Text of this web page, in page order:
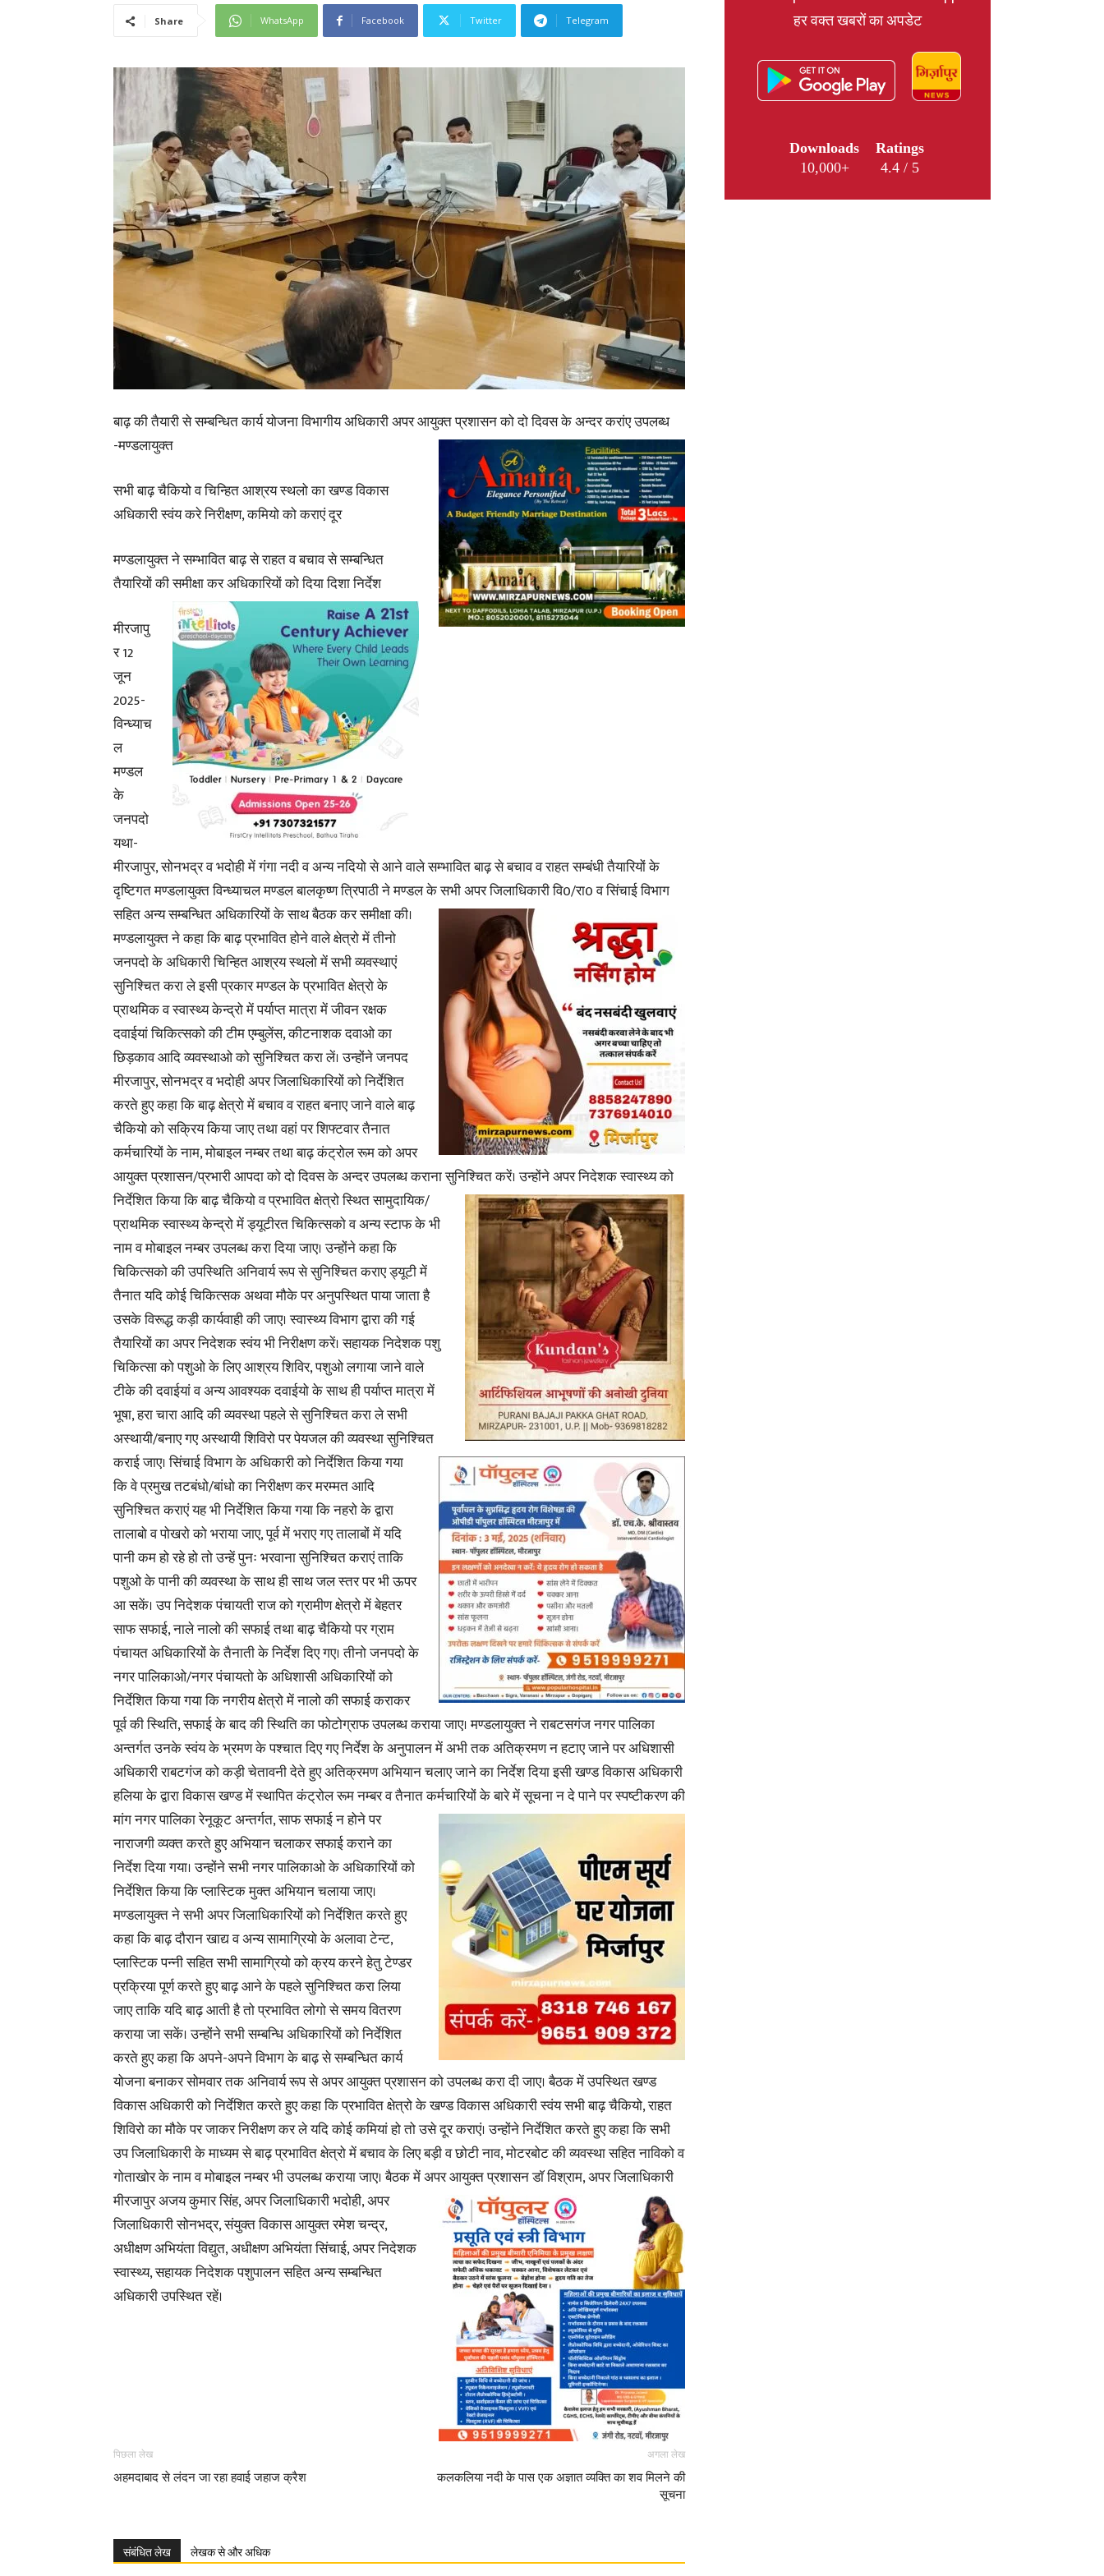
Latest
News
in
Hindi,
Today
Paper
Share WhatsApp Facebook Twitter Telegram
बाढ़ की तैयारी से सम्बन्धित कार्य योजना विभागीय अधिकारी अपर आयुक्त प्रशासन को दो दिवस के अन्दर करांए उपलब्ध
-मण्डलायुक्त
सभी बाढ़ चैकियो व चिन्हित आश्रय स्थलो का खण्ड विकास
अधिकारी स्वंय करे निरीक्षण, कमियो को कराएं दूर
मण्डलायुक्त ने सम्भावित बाढ़ से राहत व बचाव से सम्बन्धित
तैयारियों की समीक्षा कर अधिकारियों को दिया दिशा निर्देश
मीरजापु
र 12
जून
2025-
विन्ध्याच
ल
मण्डल
के
जनपदो
यथा-
मीरजापुर, सोनभद्र व भदोही में गंगा नदी व अन्य नदियो से आने वाले सम्भावित बाढ़ से बचाव व राहत सम्बंधी तैयारियों के
दृष्टिगत मण्डलायुक्त विन्ध्याचल मण्डल बालकृष्ण त्रिपाठी ने मण्डल के सभी अपर जिलाधिकारी वि0/रा0 व सिंचाई विभाग
सहित अन्यसम्बन्धित अधिकारियों के साथ बैठक कर समीक्षा की।
मण्डलायुक्त ने कहा कि बाढ़ प्रभावित होने वाले क्षेत्रो में तीनो
जनपदो के अधिकारी चिन्हित आश्रय स्थलो में सभी व्यवस्थाएं
सुनिश्चित करा ले इसी प्रकार मण्डल के प्रभावित क्षेत्रो के
प्राथमिक व स्वास्थ्य केन्द्रो में पर्याप्त मात्रा में जीवन रक्षक
दवाईयां चिकित्सको की टीम एम्बुलेंस, कीटनाशक दवाओ का
छिड़काव आदि व्यवस्थाओ को सुनिश्चित करा लें। उन्होंने जनपद
मीरजापुर, सोनभद्र व भदोही अपर जिलाधिकारियों को निर्देशित
करते हुए कहा कि बाढ़ क्षेत्रो में बचाव व राहत बनाए जाने वाले बाढ़
चैकियो को सक्रिय किया जाए तथा वहां पर शिफ्टवार तैनात
कर्मचारियों के नाम, मोबाइल नम्बर तथा बाढ़ कंट्रोल रूम को अपर
आयुक्त प्रशासन/प्रभारी आपदा को दो दिवस के अन्दर उपलब्ध कराना सुनिश्चित करें। उन्होंने अपर निदेशक स्वास्थ्य को
निर्देशित किया कि बाढ़ चैकियो व प्रभावित क्षेत्रो स्थितसामुदायिक/
प्राथमिक स्वास्थ्य केन्द्रो में ड्यूटीरत चिकित्सको व अन्य स्टाफ के भी
नाम व मोबाइल नम्बर उपलब्ध करा दिया जाए। उन्होंने कहा कि
चिकित्सको की उपस्थिति अनिवार्य रूप से सुनिश्चित कराए ड्यूटी में
तैनात यदि कोई चिकित्सक अथवा मौके पर अनुपस्थित पाया जाता है
उसके विरूद्ध कड़ी कार्यवाही की जाए। स्वास्थ्य विभाग द्वारा की गई
तैयारियों का अपर निदेशक स्वंय भी निरीक्षण करें। सहायक निदेशक पशु
चिकित्सा को पशुओ के लिए आश्रय शिविर, पशुओ लगाया जाने वाले
टीके की दवाईयां व अन्य आवश्यक दवाईयो के साथ ही पर्याप्त मात्रा में
भूषा, हरा चारा आदि की व्यवस्था पहले से सुनिश्चित करा ले सभी
अस्थायी/बनाए गए अस्थायी शिविरोपर पेयजल की व्यवस्था सुनिश्चित
कराई जाए। सिंचाई विभाग के अधिकारी को निर्देशित किया गया
कि वे प्रमुख तटबंधो/बांधो का निरीक्षण कर मरम्मत आदि
सुनिश्चित कराएं यह भी निर्देशित किया गया कि नहरो के द्वारा
तालाबो व पोखरो को भराया जाए, पूर्व में भराए गए तालाबों में यदि
पानी कम हो रहे हो तो उन्हें पुनः भरवाना सुनिश्चित कराएं ताकि
पशुओ के पानी की व्यवस्था के साथ ही साथ जल स्तर पर भी ऊपर
आ सकें। उप निदेशक पंचायती राज को ग्रामीण क्षेत्रो में बेहतर
साफ सफाई, नाले नालो की सफाई तथा बाढ़ चैकियो पर ग्राम
पंचायत अधिकारियों के तैनाती के निर्देश दिए गए। तीनो जनपदो के
नगर पालिकाओ/नगर पंचायतो के अधिशासी अधिकारियों को
निर्देशित किया गया कि नगरीय क्षेत्रो में नालो की सफाई कराकर
पूर्व की स्थिति, सफाई के बाद की स्थिति का फोटोग्राफ उपलब्ध कराया जाए। मण्डलायुक्त ने राबटसगंज नगर पालिका
अन्तर्गत उनके स्वंय के भ्रमण के पश्चात दिए गए निर्देश के अनुपालन में अभी तक अतिक्रमण न हटाए जाने पर अधिशासी
अधिकारी राबटगंज को कड़ी चेतावनी देते हुए अतिक्रमण अभियान चलाए जाने का निर्देश दिया इसी खण्ड विकास अधिकारी
हलिया के द्वारा विकास खण्ड में स्थापित कंट्रोल रूम नम्बर व तैनात कर्मचारियों के बारे मेंसूचना न दे पाने पर स्पष्टीकरण की
मांग नगर पालिका रेनूकूट अन्तर्गत, साफ सफाई न होने पर
नाराजगी व्यक्त करते हुए अभियान चलाकर सफाई कराने का
निर्देश दिया गया। उन्होंने सभी नगर पालिकाओ के अधिकारियों को
निर्देशित किया कि प्लास्टिक मुक्त अभियान चलाया जाए।
मण्डलायुक्त ने सभी अपर जिलाधिकारियों को निर्देशित करते हुए
कहा कि बाढ़ दौरान खाद्य व अन्य सामाग्रियो के अलावा टेन्ट,
प्लास्टिक पन्नी सहित सभी सामाग्रियो को क्रय करने हेतु टेण्डर
प्रक्रिया पूर्ण करते हुए बाढ़ आने के पहले सुनिश्चित करा लिया
जाए ताकि यदि बाढ़ आती है तो प्रभावित लोगो से समय वितरण
कराया जा सकें। उन्होंने सभी सम्बन्धि अधिकारियों को निर्देशित
करते हुए कहा कि अपने-अपने विभाग के बाढ़ से सम्बन्धित कार्य
योजना बनाकर सोमवार तक अनिवार्य रूप से अपर आयुक्त प्रशासन को उपलब्ध करा दी जाए। बैठक में उपस्थित खण्ड
विकास अधिकारी को निर्देशित करते हुए कहा कि प्रभावित क्षेत्रो के खण्ड विकास अधिकारी स्वंय सभी बाढ़ चैकियो, राहत
शिविरो का मौके पर जाकर निरीक्षण कर ले यदि कोई कमियां हो तो उसे दूर कराएं। उन्होंने निर्देशित करते हुए कहा कि सभी
उप जिलाधिकारी के माध्यम से बाढ़ प्रभावित क्षेत्रो में बचाव के लिए बड़ी व छोटी नाव, मोटरबोट की व्यवस्था सहित नाविको व
गोताखोर के नाम व मोबाइल नम्बर भी उपलब्ध कराया जाए। बैठक में अपर आयुक्त प्रशासन डाॅ विश्राम, अपर जिलाधिकारी
मीरजापुर अजय कुमार सिंह, अपर जिलाधिकारी भदोही, अपर
जिलाधिकारी सोनभद्र, संयुक्त विकास आयुक्त रमेश चन्द्र,
अधीक्षण अभियंता विद्युत, अधीक्षण अभियंता सिंचाई, अपर निदेशक
स्वास्थ्य, सहायक निदेशक पशुपालन सहित अन्य सम्बन्धित
अधिकारी उपस्थित रहें।
पिछला लेख
अहमदाबाद से लंदन जा रहा हवाई जहाज क्रैश
अगला लेख
कलकलिया नदी के पास एक अज्ञात व्यक्ति का शव मिलने की
सूचना
संबंधित लेख लेखक से और अधिक
हर वक्त खबरों का अपडेट
Downloads
10,000+
Ratings
4.4 / 5